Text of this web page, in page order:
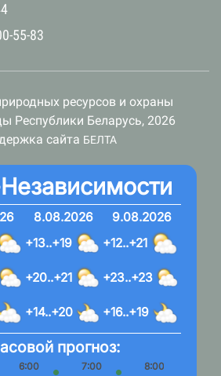
55-83
ресурсов и охраны
Республики Беларусь, 2026
сайта БЕЛТА
8.08.2026
+13..+19
+20..+21
+14..+20
9.08.2026
+12..+21
+23..+23
+16..+19
прогноз:
6:00 7:00 8:00